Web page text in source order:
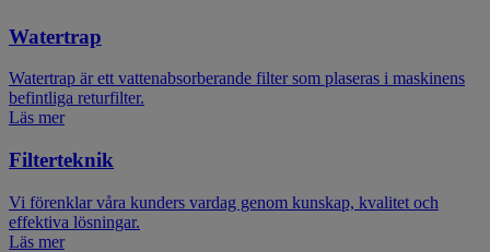
Watertrap
Watertrap är ett vattenabsorberande filter som plaseras i maskinens
befintliga returfilter.
Läs mer
Filterteknik
Vi förenklar våra kunders vardag genom kunskap, kvalitet och
effektiva lösningar.
Läs mer